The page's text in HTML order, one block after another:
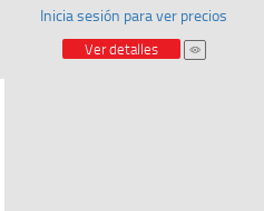
Inicia sesión para ver precios
Ver detalles